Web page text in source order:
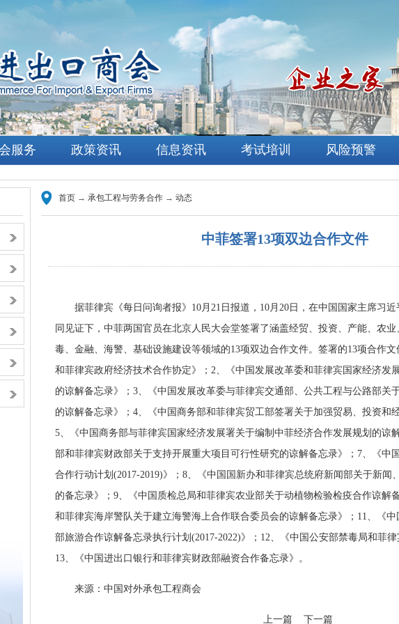
服务 政策资讯 信息资讯 考试培训 风险预警
首页→ 承包工程与劳务合作→ 动态
中菲签署13项双边合作文件
据菲律宾《每日问询者报》10月21日报道，10月20日，在中国国家主席习
同见证下，中菲两国官员在北京人民大会堂签署了涵盖经贸、投资、产能、农
毒、金融、海警、基础设施建设等领域的13项双边合作文件。签署的13项合作
和菲律宾政府经济技术合作协定》；2、《中国发展改革委和菲律宾国家经济发
的谅解备忘录》；3、《中国发展改革委与菲律宾交通部、公共工程与公路部关
的谅解备忘录》；4、《中国商务部和菲律宾贸工部签署关于加强贸易、投资和
5、《中国商务部与菲律宾国家经济发展署关于编制中菲经济合作发展规划的谅
部和菲律宾财政部关于支持开展重大项目可行性研究的谅解备忘录》；7、《中
合作行动计划(2017-2019)》；8、《中国国新办和菲律宾总统府新闻部关于新闻
的备忘录》；9、《中国质检总局和菲律宾农业部关于动植物检验检疫合作谅解
和菲律宾海岸警队关于建立海警海上合作联合委员会的谅解备忘录》；11、《
部旅游合作谅解备忘录执行计划(2017-2022)》；12、《中国公安部禁毒局和菲律
13、《中国进出口银行和菲律宾财政部融资合作备忘录》。
来源：中国对外承包工程商会
上一篇 下一篇